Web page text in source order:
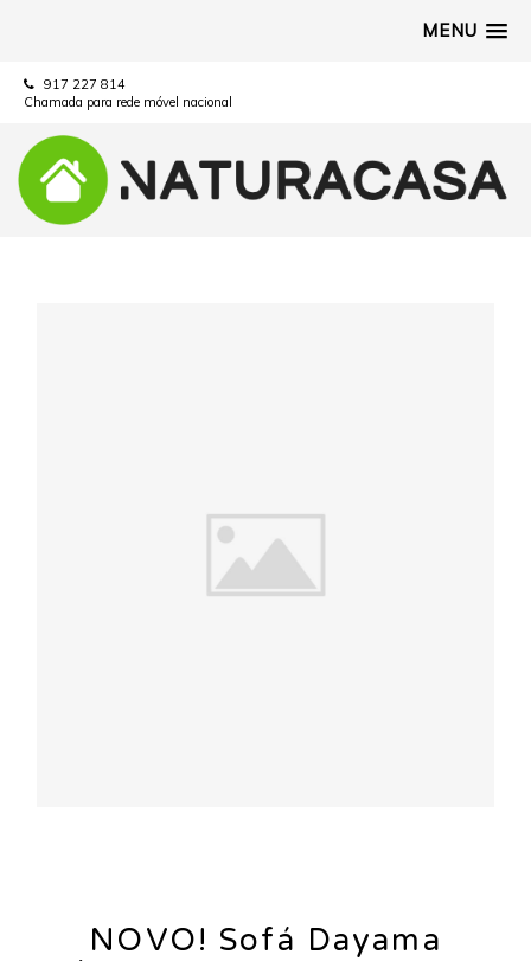
MENU
917 227 814
Chamada para rede móvel nacional
NOVO! Sofá Dayama